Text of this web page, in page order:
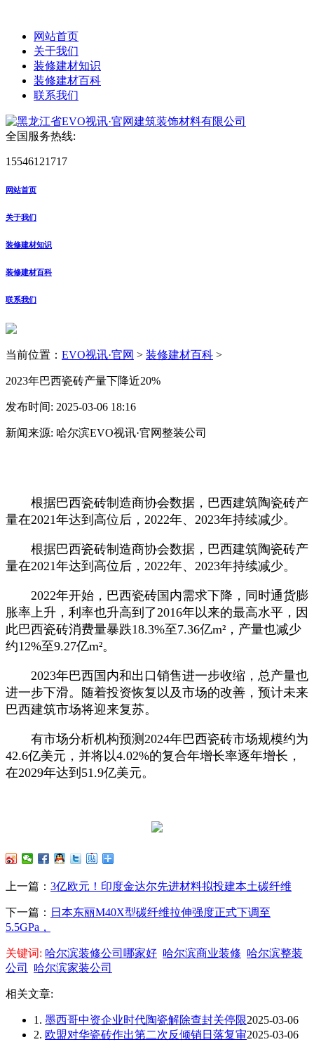
网站首页
关于我们
装修建材知识
装修建材百科
联系我们
全国服务热线:
15546121717
网站首页
关于我们
装修建材知识
装修建材百科
联系我们
当前位置： EVO视讯·官网 > 装修建材百科 >
2023年巴西瓷砖产量下降近20%
发布时间: 2025-03-06 18:16
新闻来源: 哈尔滨EVO视讯·官网整装公司
根据巴西瓷砖制造商协会数据，巴西建筑陶瓷砖产
量在2021年达到高位后，2022年、2023年持续减少。
根据巴西瓷砖制造商协会数据，巴西建筑陶瓷砖产
量在2021年达到高位后，2022年、2023年持续减少。
2022年开始，巴西瓷砖国内需求下降，同时通货膨
胀率上升，利率也升高到了2016年以来的最高水平，因
此巴西瓷砖消费量暴跌18.3%至7.36亿m²，产量也减少
约12%至9.27亿m²。
2023年巴西国内和出口销售进一步收缩，总产量也
进一步下滑。随着投资恢复以及市场的改善，预计未来
巴西建筑市场将迎来复苏。
有市场分析机构预测2024年巴西瓷砖市场规模约为
42.6亿美元，并将以4.02%的复合年增长率逐年增长，
在2029年达到51.9亿美元。
上一篇： 3亿欧元！印度金达尔先进材料拟投建本土碳纤维
下一篇： 日本东丽M40X型碳纤维拉伸强度正式下调至
5.5GPa，
关键词: 哈尔滨装修公司哪家好 哈尔滨商业装修 哈尔滨整装
公司
哈尔滨家装公司
相关文章:
1. 墨西哥中资企业时代陶瓷解除查封关停限2025-03-06
2. 欧盟对华瓷砖作出第二次反倾销日落复审2025-03-06